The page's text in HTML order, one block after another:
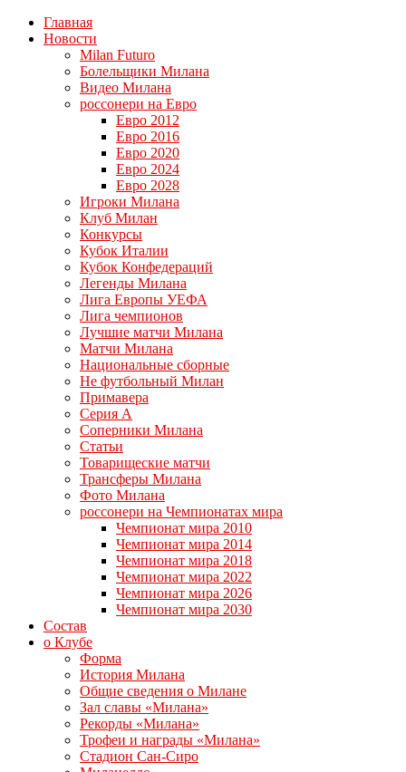
Главная
Новости
Milan Futuro
Болельщики Милана
Видео Милана
россонери на Евро
Евро 2012
Евро 2016
Евро 2020
Евро 2024
Евро 2028
Игроки Милана
Клуб Милан
Конкурсы
Кубок Италии
Кубок Конфедераций
Легенды Милана
Лига Европы УЕФА
Лига чемпионов
Лучшие матчи Милана
Матчи Милана
Национальные сборные
Не футбольный Милан
Примавера
Серия А
Соперники Милана
Статьи
Товарищеские матчи
Трансферы Милана
Фото Милана
россонери на Чемпионатах мира
Чемпионат мира 2010
Чемпионат мира 2014
Чемпионат мира 2018
Чемпионат мира 2022
Чемпионат мира 2026
Чемпионат мира 2030
Состав
о Клубе
Форма
История Милана
Общие сведения о Милане
Зал славы «Милана»
Рекорды «Милана»
Трофеи и награды «Милана»
Стадион Сан-Сиро